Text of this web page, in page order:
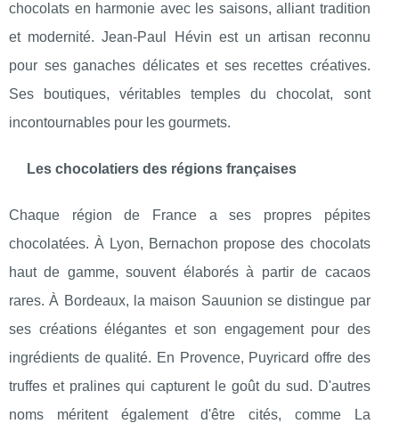
chocolats en harmonie avec les saisons, alliant tradition
et modernité. Jean-Paul Hévin est un artisan reconnu
pour ses ganaches délicates et ses recettes créatives.
Ses boutiques, véritables temples du chocolat, sont
incontournables pour les gourmets.
Les chocolatiers des régions françaises
Chaque région de France a ses propres pépites
chocolatées. À Lyon, Bernachon propose des chocolats
haut de gamme, souvent élaborés à partir de cacaos
rares. À Bordeaux, la maison Sauunion se distingue par
ses créations élégantes et son engagement pour des
ingrédients de qualité. En Provence, Puyricard offre des
truffes et pralines qui capturent le goût du sud. D'autres
noms méritent également d'être cités, comme La